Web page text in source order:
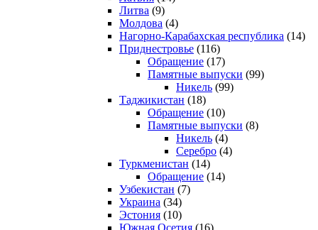
Литва (9)
Молдова (4)
Нагорно-Карабахская республика (14)
Приднестровье (116)
Обращение (17)
Памятные выпуски (99)
Никель (99)
Таджикистан (18)
Обращение (10)
Памятные выпуски (8)
Никель (4)
Серебро (4)
Туркменистан (14)
Обращение (14)
Узбекистан (7)
Украина (34)
Эстония (10)
Южная Осетия (16)